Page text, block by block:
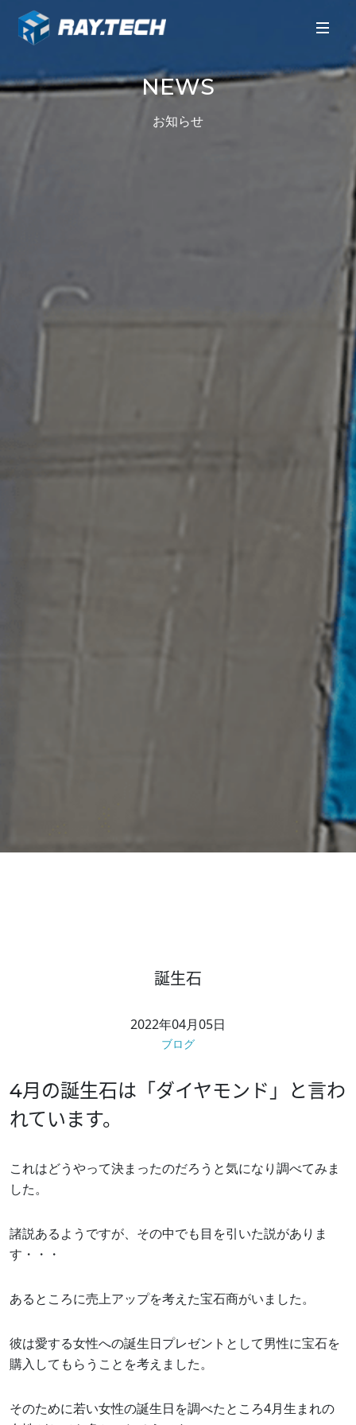
Home
ホーム
事業内容
About
会社概要
Works
NEWS
お知らせ
誕生石
2022年04月05日
ブログ
4月の誕生石は「ダイヤモンド」と言わ
れています。
これはどうやって決まったのだろうと気になり調べてみま
した。
諸説あるようですが、その中でも目を引いた説がありま
す・・・
あるところに売上アップを考えた宝石商がいました。
彼は愛する女性への誕生日プレゼントとして男性に宝石を
購入してもらうことを考えました。
そのために若い女性の誕生日を調べたところ4月生まれの